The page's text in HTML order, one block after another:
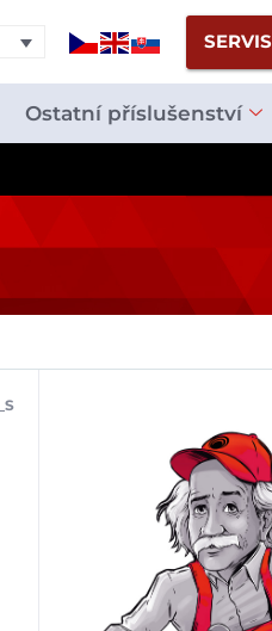
SERVIS
Ostatní příslušenství